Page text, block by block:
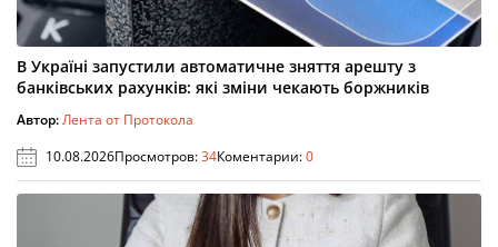
В Україні запустили автоматичне зняття арешту з
банківських рахунків: які зміни чекають боржників
Автор:Лента от Протокола
10.08.2026Просмотров:34Коментарии:0